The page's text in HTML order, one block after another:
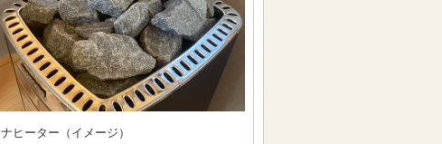
ヒーター（イメージ）